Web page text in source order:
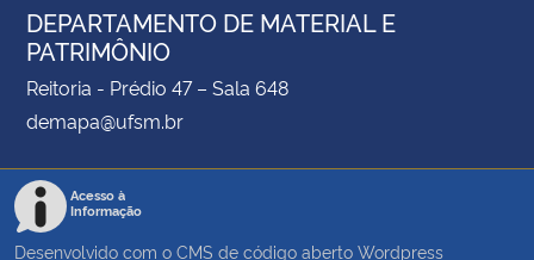
DEPARTAMENTO DE MATERIAL E
PATRIMÔNIO
Reitoria - Prédio 47 – Sala 648
demapa@ufsm.br
Acesso à
Informação
Desenvolvido com o CMS de código aberto Wordpress